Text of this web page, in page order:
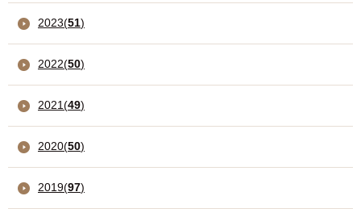
2023(51)
2022(50)
2021(49)
2020(50)
2019(97)